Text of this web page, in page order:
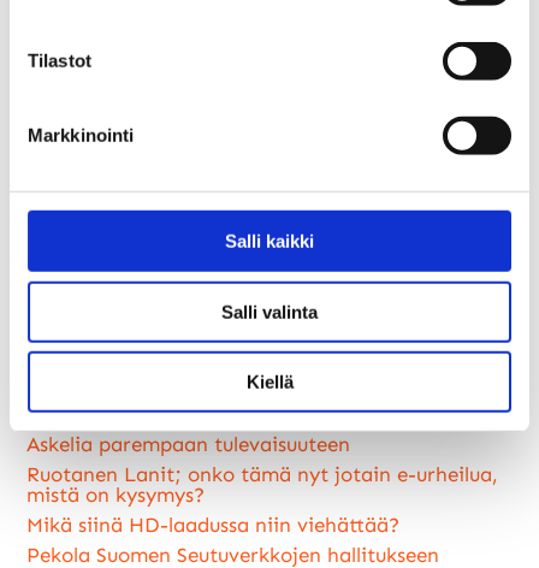
Tilastot
Markkinointi
Salli kaikki
Salli valinta
Kiellä
koko perheen arkeen.
-Ei tule turhia riitoja siitä, kun netti ei toimi.
Luitko jo nämä?
Laskujen tilinumero muuttuu
Älytöntä ja älyllistä elämää
“Käy ja kukkuu” ei takaa laitteen optimaalista
toimintakuntoa
Suomen vahvin mies luottaa valokuituun
Kuitu kotiin vaivattomasti
Askelia parempaan tulevaisuuteen
Ruotanen Lanit; onko tämä nyt jotain e-urheilua,
mistä on kysymys?
Mikä siinä HD-laadussa niin viehättää?
Pekola Suomen Seutuverkkojen hallitukseen